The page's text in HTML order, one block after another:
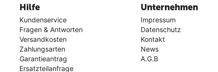
Hilfe
Kundenservice
Fragen & Antworten
Versandkosten
Zahlungsarten
Garantieantrag
Ersatzteilanfrage
Unternehmen
Impressum
Datenschutz
Kontakt
News
A.G.B